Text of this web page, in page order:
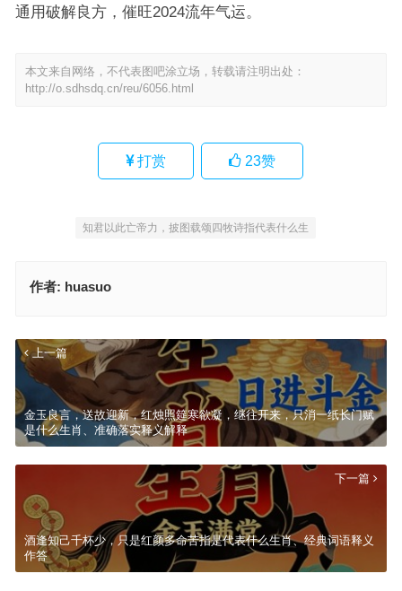
通用破解良方，催旺2024流年气运。
本文来自网络，不代表图吧涂立场，转载请注明出处：
http://o.sdhsdq.cn/reu/6056.html
打赏 23赞
知君以此亡帝力，披图载颂四牧诗指代表什么生
作者: huasuo
上一篇
金玉良言，送故迎新，红烛照筵寒欲凝，继往开来，只消一纸长门赋
是什么生肖、准确落实释义解释
下一篇
酒逢知己千杯少，只是红颜多命苦指是代表什么生肖、经典词语释义
作答